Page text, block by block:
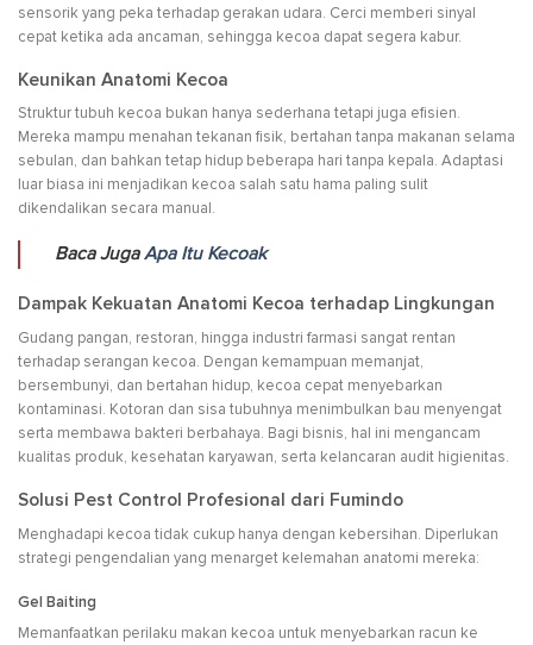
sensorik yang peka terhadap gerakan udara. Cerci memberi sinyal
cepat ketika ada ancaman, sehingga kecoa dapat segera kabur.
Keunikan Anatomi Kecoa
Struktur tubuh kecoa bukan hanya sederhana tetapi juga efisien.
Mereka mampu menahan tekanan fisik, bertahan tanpa makanan selama
sebulan, dan bahkan tetap hidup beberapa hari tanpa kepala. Adaptasi
luar biasa ini menjadikan kecoa salah satu hama paling sulit
dikendalikan secara manual.
Baca JugaApa Itu Kecoak
Dampak Kekuatan Anatomi Kecoa terhadap Lingkungan
Gudang pangan, restoran, hingga industri farmasi sangat rentan
terhadap serangan kecoa. Dengan kemampuan memanjat,
bersembunyi, dan bertahan hidup, kecoa cepat menyebarkan
kontaminasi. Kotoran dan sisa tubuhnya menimbulkan bau menyengat
serta membawa bakteri berbahaya. Bagi bisnis, hal ini mengancam
kualitas produk, kesehatan karyawan, serta kelancaran audit higienitas.
Solusi Pest Control Profesional dari Fumindo
Menghadapi kecoa tidak cukup hanya dengan kebersihan. Diperlukan
strategi pengendalian yang menarget kelemahan anatomi mereka:
Gel Baiting
Memanfaatkan perilaku makan kecoa untuk menyebarkan racun ke